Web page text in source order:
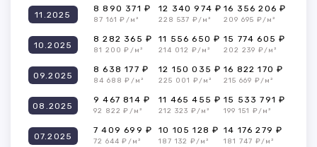
11.2025
8 890 371 ₽
87 161 ₽/м²
12 340 974 ₽
228 537 ₽/м²
16 356 206 ₽
209 695 ₽/м²
10.2025
8 282 365 ₽
81 200 ₽/м²
11 556 650 ₽
214 012 ₽/м²
15 774 605 ₽
202 239 ₽/м²
09.2025
8 638 177 ₽
84 688 ₽/м²
12 150 035 ₽
225 001 ₽/м²
16 822 170 ₽
215 669 ₽/м²
08.2025
9 467 814 ₽
92 822 ₽/м²
11 465 455 ₽
212 323 ₽/м²
15 533 791 ₽
199 151 ₽/м²
07.2025
7 409 699 ₽
72 644 ₽/м²
10 105 128 ₽
187 132 ₽/м²
14 176 279 ₽
181 747 ₽/м²